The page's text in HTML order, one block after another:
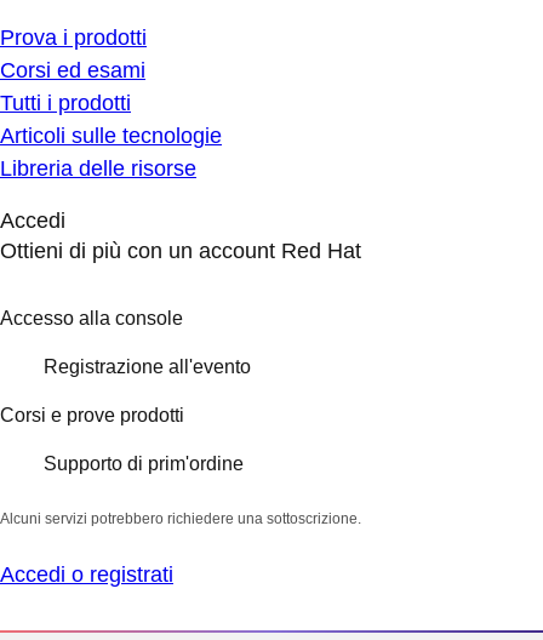
Prova i prodotti
Corsi ed esami
Tutti i prodotti
Articoli sulle tecnologie
Libreria delle risorse
Accedi
Ottieni di più con un account Red Hat
Accesso alla console
Registrazione all'evento
Corsi e prove prodotti
Supporto di prim'ordine
Alcuni servizi potrebbero richiedere una sottoscrizione.
Accedi o registrati